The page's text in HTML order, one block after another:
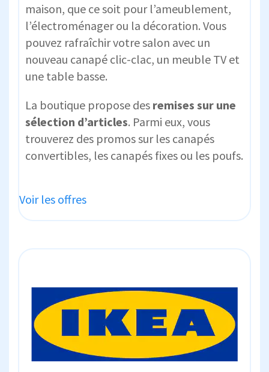
maison, que ce soit pour l’ameublement,
l’électroménager ou la décoration. Vous
pouvez rafraîchir votre salon avec un
nouveau canapé clic-clac, un meuble TV et
une table basse.
La boutique propose des remises sur une
sélection d’articles. Parmi eux, vous
trouverez des promos sur les canapés
convertibles, les canapés fixes ou les poufs.
Voir les offres